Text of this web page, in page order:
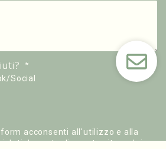
Social
acconsenti all'utilizzo e alla
dati da parte di questo sito web in